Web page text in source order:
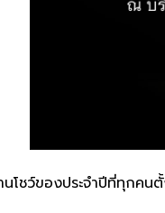
โชว์ของประจำปีที่ทุกค